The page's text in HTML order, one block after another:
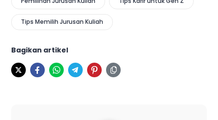
Tips Memilih Jurusan Kuliah
Bagikan artikel